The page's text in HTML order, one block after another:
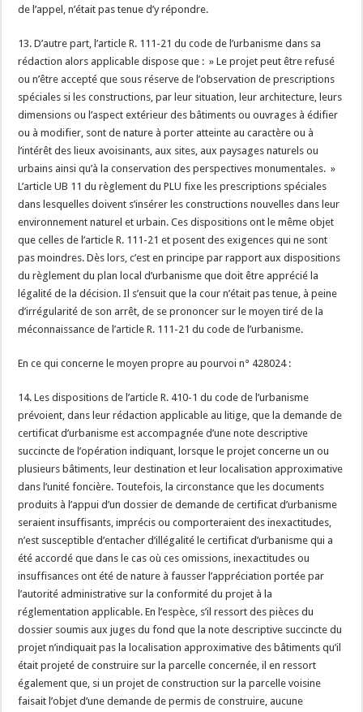
de l’appel, n’était pas tenue d’y répondre.
13. D’autre part, l’article R. 111-21 du code de l’urbanisme dans sa
rédaction alors applicable dispose que : » Le projet peut être refusé
ou n’être accepté que sous réserve de l’observation de prescriptions
spéciales si les constructions, par leur situation, leur architecture, leurs
dimensions ou l’aspect extérieur des bâtiments ou ouvrages à édifier
ou à modifier, sont de nature à porter atteinte au caractère ou à
l’intérêt des lieux avoisinants, aux sites, aux paysages naturels ou
urbains ainsi qu’à la conservation des perspectives monumentales. »
L’article UB 11 du règlement du PLU fixe les prescriptions spéciales
dans lesquelles doivent s’insérer les constructions nouvelles dans leur
environnement naturel et urbain. Ces dispositions ont le même objet
que celles de l’article R. 111-21 et posent des exigences qui ne sont
pas moindres. Dès lors, c’est en principe par rapport aux dispositions
du règlement du plan local d’urbanisme que doit être apprécié la
légalité de la décision. Il s’ensuit que la cour n’était pas tenue, à peine
d’irrégularité de son arrêt, de se prononcer sur le moyen tiré de la
méconnaissance de l’article R. 111-21 du code de l’urbanisme.
En ce qui concerne le moyen propre au pourvoi n° 428024 :
14. Les dispositions de l’article R. 410-1 du code de l’urbanisme
prévoient, dans leur rédaction applicable au litige, que la demande de
certificat d’urbanisme est accompagnée d’une note descriptive
succincte de l’opération indiquant, lorsque le projet concerne un ou
plusieurs bâtiments, leur destination et leur localisation approximative
dans l’unité foncière. Toutefois, la circonstance que les documents
produits à l’appui d’un dossier de demande de certificat d’urbanisme
seraient insuffisants, imprécis ou comporteraient des inexactitudes,
n’est susceptible d’entacher d’illégalité le certificat d’urbanisme qui a
été accordé que dans le cas où ces omissions, inexactitudes ou
insuffisances ont été de nature à fausser l’appréciation portée par
l’autorité administrative sur la conformité du projet à la
réglementation applicable. En l’espèce, s’il ressort des pièces du
dossier soumis aux juges du fond que la note descriptive succincte du
projet n’indiquait pas la localisation approximative des bâtiments qu’il
était projeté de construire sur la parcelle concernée, il en ressort
également que, si un projet de construction sur la parcelle voisine
faisait l’objet d’une demande de permis de construire, aucune